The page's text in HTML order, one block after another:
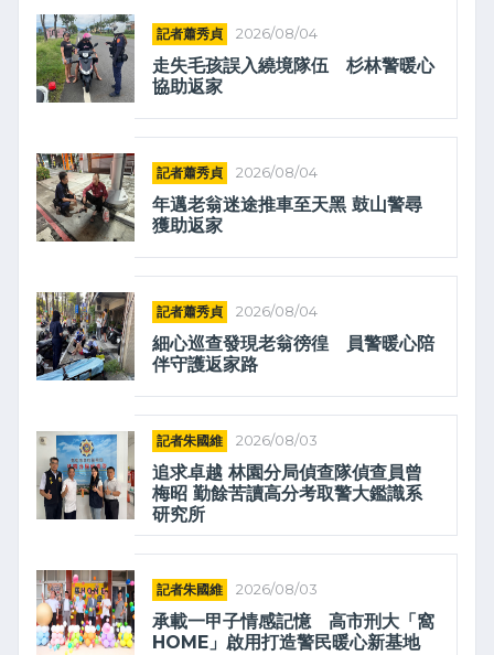
記者蕭秀貞 2026/08/04
走失毛孩誤入繞境隊伍 杉林警暖心
協助返家
記者蕭秀貞 2026/08/04
年邁老翁迷途推車至天黑 鼓山警尋
獲助返家
記者蕭秀貞 2026/08/04
細心巡查發現老翁徬徨 員警暖心陪
伴守護返家路
記者朱國維 2026/08/03
追求卓越 林園分局偵查隊偵查員曾
梅昭 勤餘苦讀高分考取警大鑑識系
研究所
記者朱國維 2026/08/03
承載一甲子情感記憶 高市刑大「窩
HOME」啟用打造警民暖心新基地